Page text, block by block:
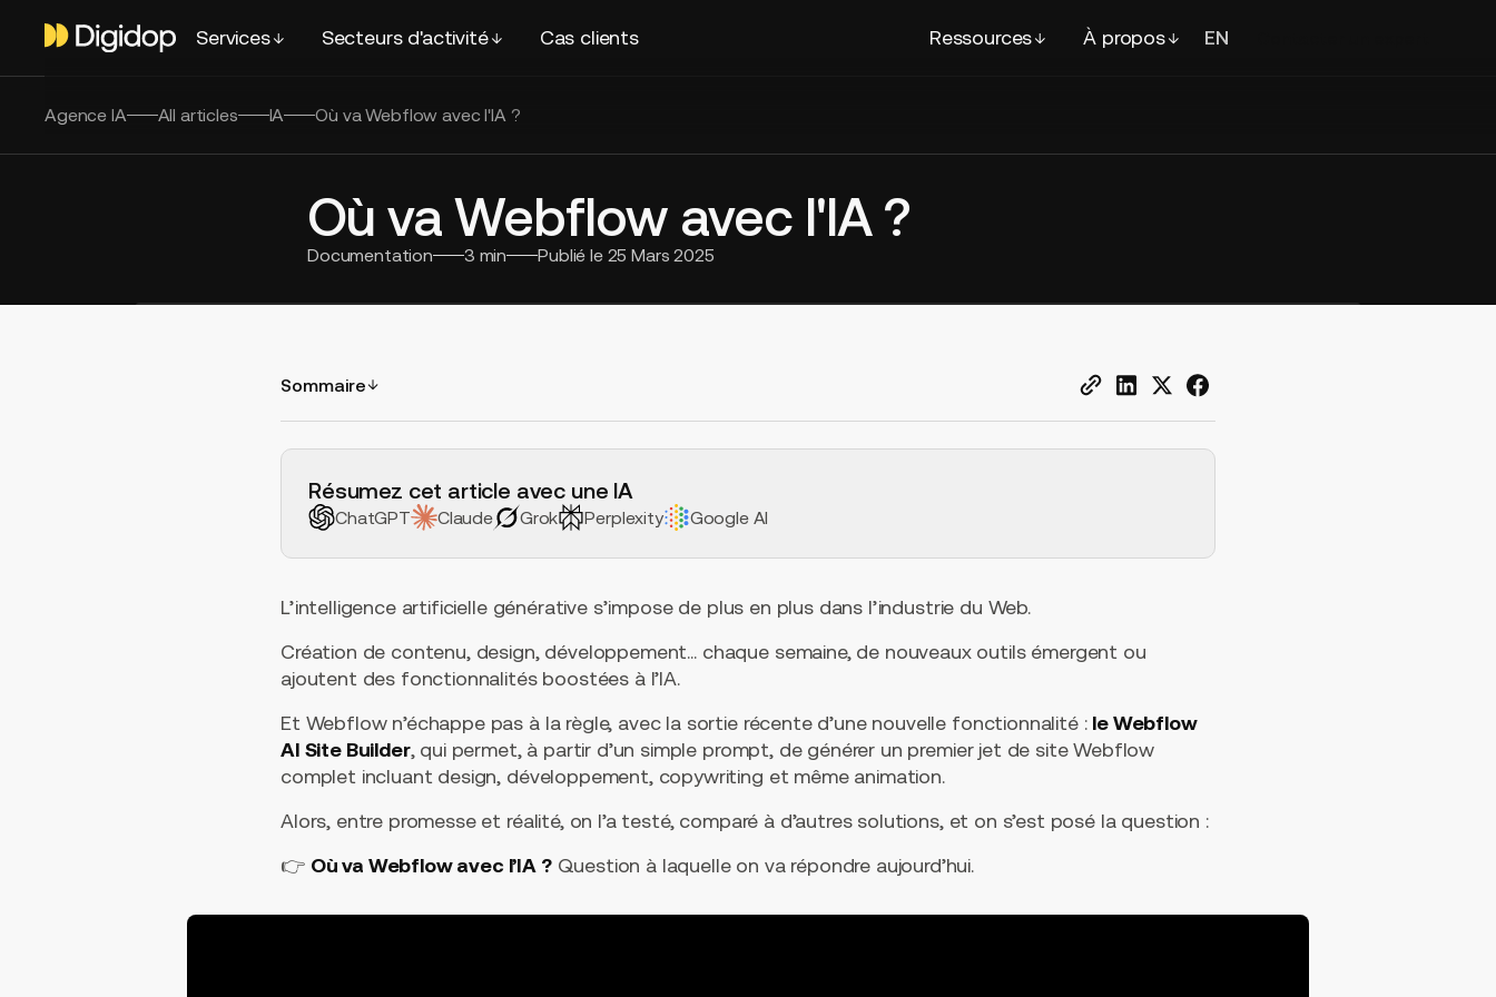
Services Secteurs d'activité Cas clients Ressources À propos EN
Agence IA All articles IA Où va Webflow avec l'IA ?
Où va Webflow avec l'IA ?
Documentation 3 min Publié le 25 Mars 2025
Sommaire
H2 Example
Résumez cet article avec une IA
ChatGPT Claude Grok Perplexity Google AI
L’intelligence artificielle générative s’impose de plus en plus dans l’industrie du Web.
Création de contenu, design, développement… chaque semaine, de nouveaux outils émergent ou
ajoutent des fonctionnalités boostées à l’IA.
Et Webflow n’échappe pas à la règle, avec la sortie récente d’une nouvelle fonctionnalité : le Webflow
AI Site Builder, qui permet, à partir d’un simple prompt, de générer un premier jet de site Webflow
complet incluant design, développement, copywriting et même animation.
Alors, entre promesse et réalité, on l’a testé, comparé à d’autres solutions, et on s’est posé la question :
👉 Où va Webflow avec l’IA ?Question à laquelle on va répondre aujourd’hui.